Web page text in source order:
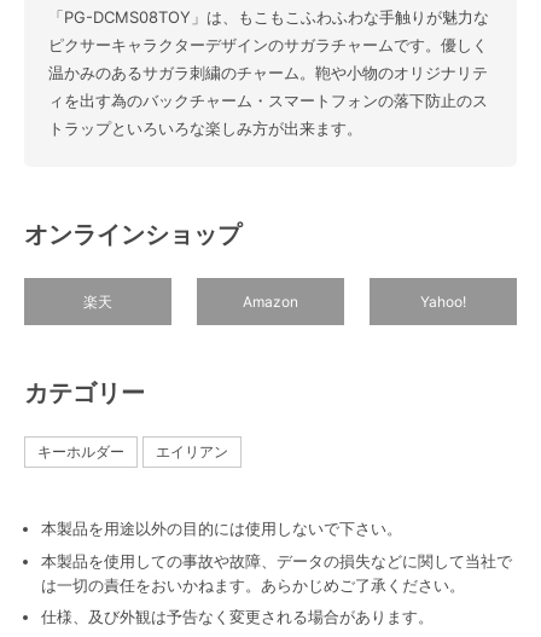
「PG-DCMS08TOY」は、もこもこふわふわな手触りが魅力な
ピクサーキャラクターデザインのサガラチャームです。優しく
温かみのあるサガラ刺繍のチャーム。鞄や小物のオリジナリテ
ィを出す為のバックチャーム・スマートフォンの落下防止のス
トラップといろいろな楽しみ方が出来ます。
オンラインショップ
楽天 Amazon Yahoo!
カテゴリー
キーホルダー エイリアン
本製品を用途以外の目的には使用しないで下さい。
本製品を使用しての事故や故障、データの損失などに関して当社で
は一切の責任をおいかねます。あらかじめご了承ください。
仕様、及び外観は予告なく変更される場合があります。